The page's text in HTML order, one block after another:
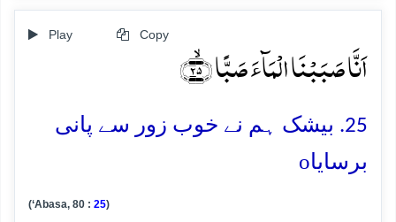
Play Copy
اَنَّا صَبَبۡنَا الۡمَآءَ صَبًّا ﴿ۙ۲۵﴾
25. بیشک ہم نے خوب زور سے پانی
برسایاo
(‘Abasa, 80 : 25)